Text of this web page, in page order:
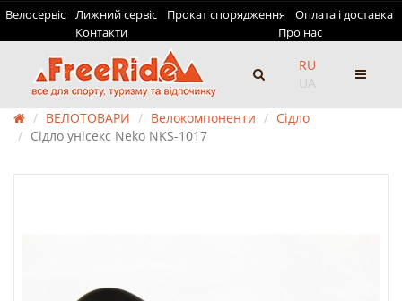
Велосервіс Лижний сервіс Прокат спорядження
Оплата і доставка
Контакти
Про нас
RU
UA
ВЕЛОТОВАРИ Велокомпоненти
Сідло
Сідло унісекс Neko NKS-1017